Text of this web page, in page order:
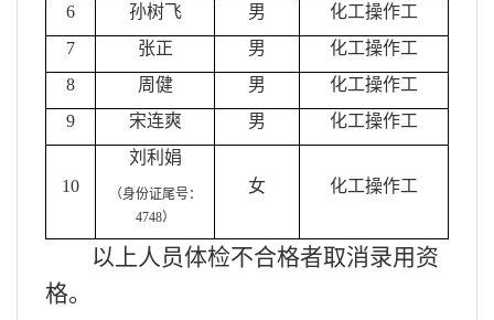
6
孙树飞 男
化工操作工
7
张正 男
化工操作工
8
周健 男
化工操作工
9
宋连爽 男 化工操作工
10
刘利娟
（身份证尾号：
4748）
女 化工操作工
以上人员体检不合格者取消录用资
格。